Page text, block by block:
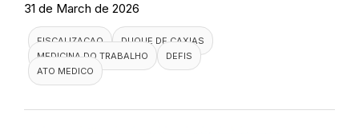
31 de March de 2026
FISCALIZACAO
DUQUE DE CAXIAS
MEDICINA DO TRABALHO
DEFIS
ATO MEDICO